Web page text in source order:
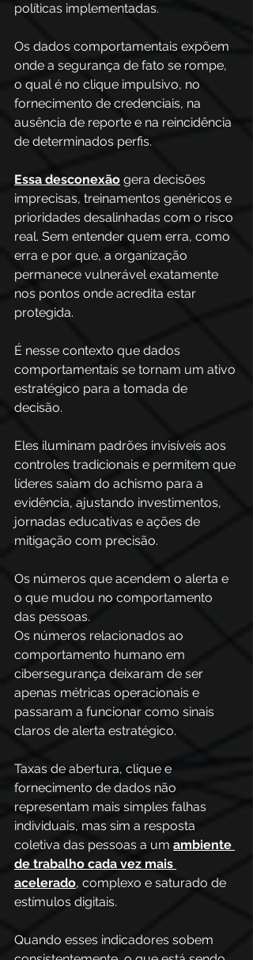
políticas implementadas.
Os dados comportamentais expõem
onde a segurança de fato se rompe,
o qual é no clique impulsivo, no
fornecimento de credenciais, na
ausência de reporte e na reincidência
de determinados perfis.
Essa desconexão gera decisões
imprecisas, treinamentos genéricos e
prioridades desalinhadas com o risco
real. Sem entender quem erra, como
erra e por que, a organização
permanece vulnerável exatamente
nos pontos onde acredita estar
protegida.
É nesse contexto que dados
comportamentais se tornam um ativo
estratégico para a tomada de
decisão.
Eles iluminam padrões invisíveis aos
controles tradicionais e permitem que
líderes saiam do achismo para a
evidência, ajustando investimentos,
jornadas educativas e ações de
mitigação com precisão.
Os números que acendem o alerta e
o que mudou no comportamento
das pessoas.
Os números relacionados ao
comportamento humano em
cibersegurança deixaram de ser
apenas métricas operacionais e
passaram a funcionar como sinais
claros de alerta estratégico.
Taxas de abertura, clique e
fornecimento de dados não
representam mais simples falhas
individuais, mas sim a resposta
coletiva das pessoas a um ambiente
de trabalho cada vez mais
acelerado, complexo e saturado de
estímulos digitais.
Quando esses indicadores sobem